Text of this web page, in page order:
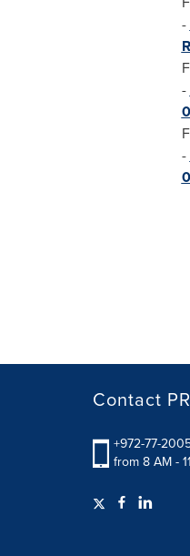
-
-
-
Contact
+972-77-
from 8 AM -